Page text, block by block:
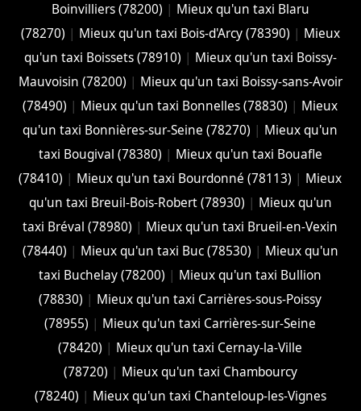
Boinvilliers (78200) | Mieux qu'un taxi Blaru
(78270) | Mieux qu'un taxi Bois-d'Arcy (78390) | Mieux
qu'un taxi Boissets (78910) | Mieux qu'un taxi Boissy-
Mauvoisin (78200) | Mieux qu'un taxi Boissy-sans-Avoir
(78490) | Mieux qu'un taxi Bonnelles (78830) | Mieux
qu'un taxi Bonnières-sur-Seine (78270) | Mieux qu'un
taxi Bougival (78380) | Mieux qu'un taxi Bouafle
(78410) | Mieux qu'un taxi Bourdonné (78113) | Mieux
qu'un taxi Breuil-Bois-Robert (78930) | Mieux qu'un
taxi Bréval (78980) | Mieux qu'un taxi Brueil-en-Vexin
(78440) | Mieux qu'un taxi Buc (78530) | Mieux qu'un
taxi Buchelay (78200) | Mieux qu'un taxi Bullion
(78830) | Mieux qu'un taxi Carrières-sous-Poissy
(78955) | Mieux qu'un taxi Carrières-sur-Seine
(78420) | Mieux qu'un taxi Cernay-la-Ville
(78720) | Mieux qu'un taxi Chambourcy
(78240) | Mieux qu'un taxi Chanteloup-les-Vignes